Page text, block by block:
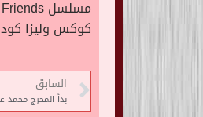
مسلسلFriends
كوكس وليزا
السابق
بدأ المخرج